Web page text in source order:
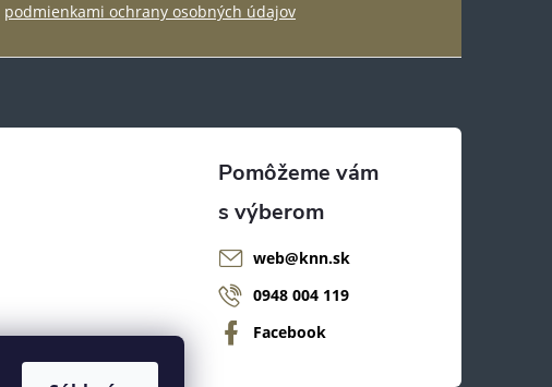
podmienkami ochrany osobných údajov
web@knn.sk
0948 004 119
Facebook